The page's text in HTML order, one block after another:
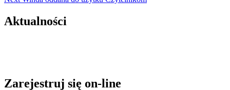
wpisu
Aktualności
Zarejestruj się on-line